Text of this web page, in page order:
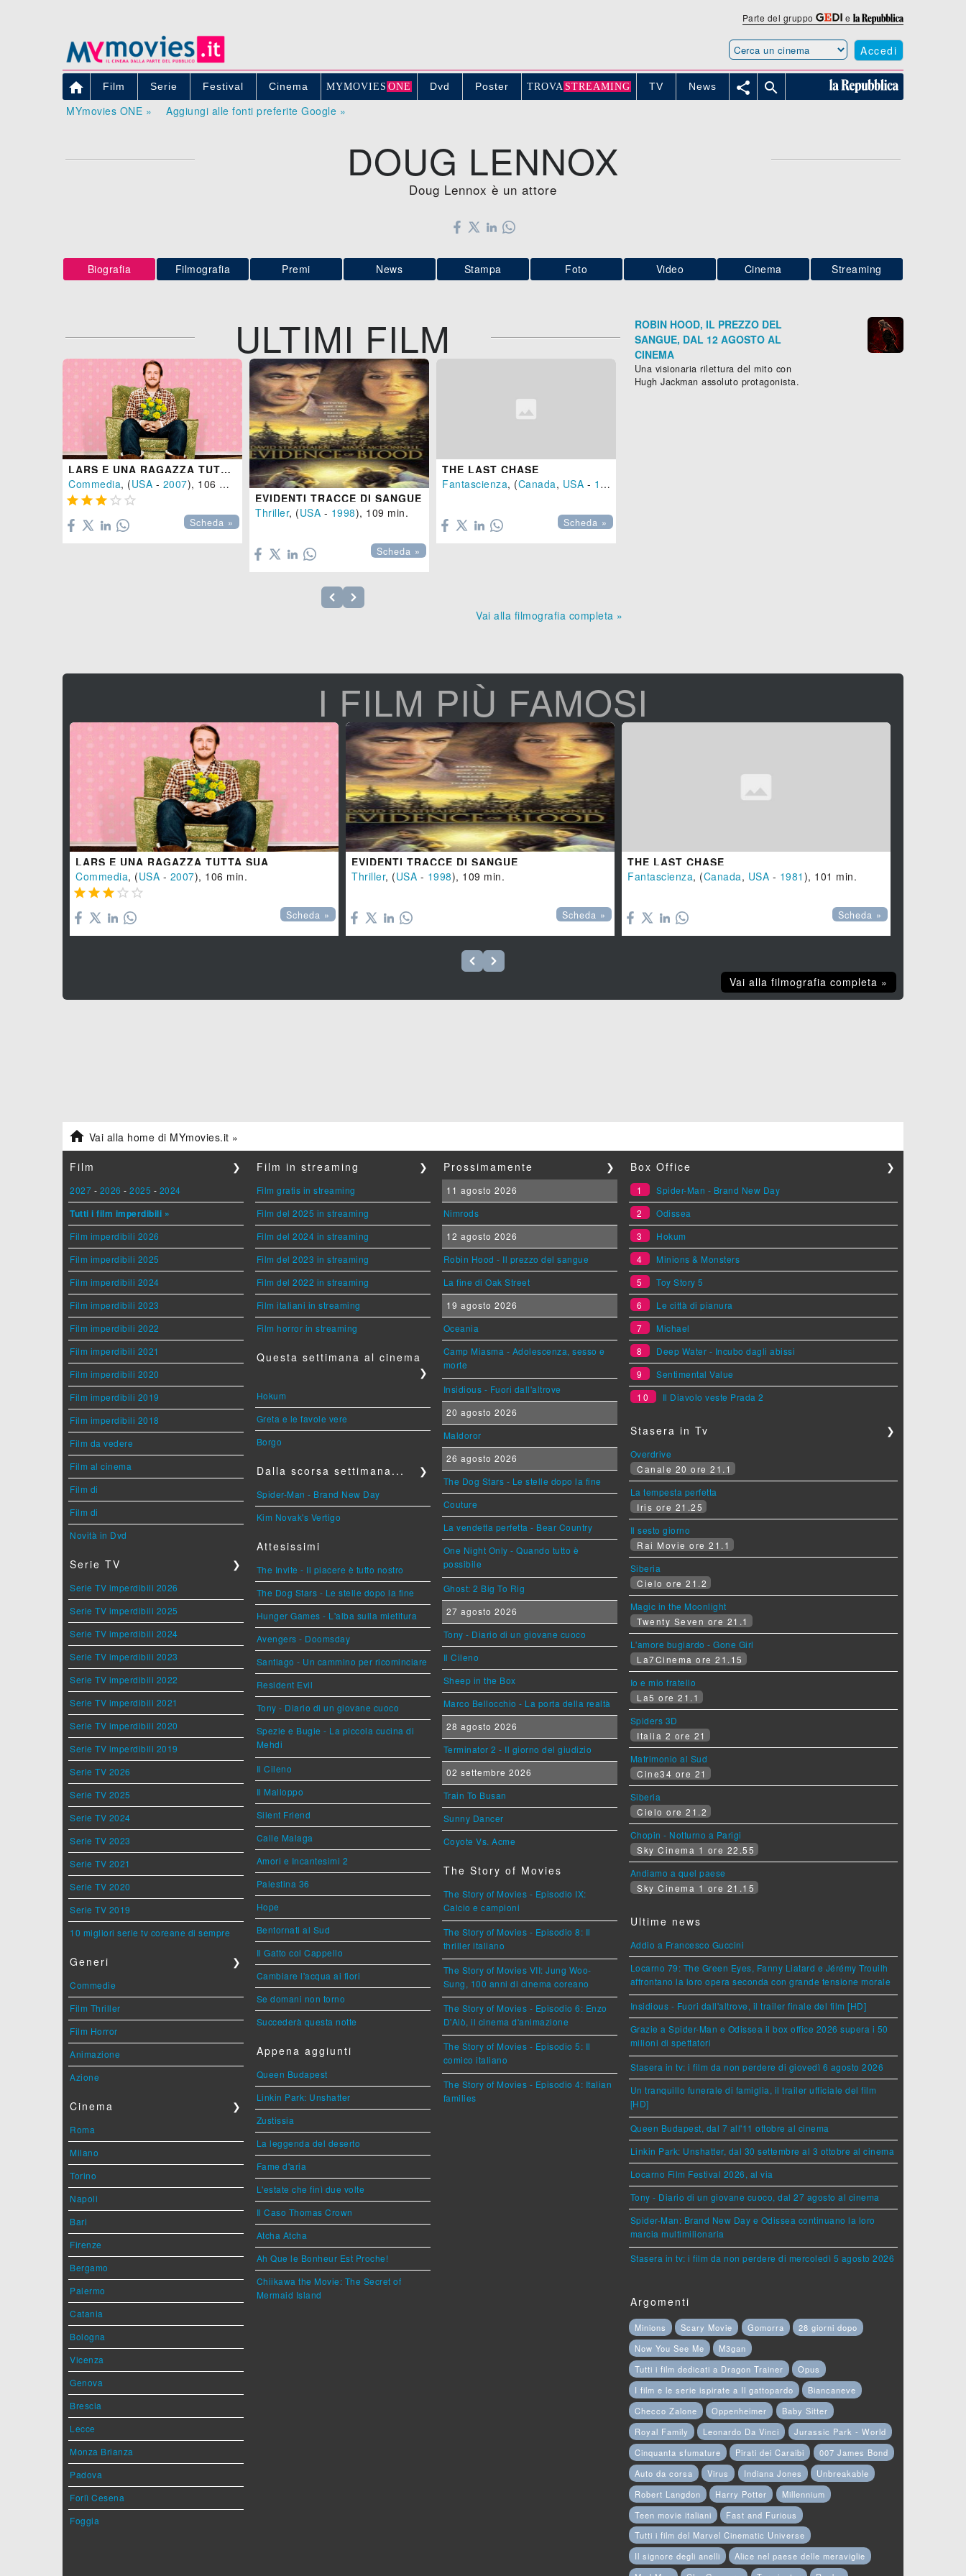
Parte del gruppo e
Accedi
 Film Serie Festival Cinema MYMOVIE S ONE Dvd Poster TROVA STREAMING TV News  
MYmovies ONE » Aggiungi alle fonti preferite Google »
DOUG LENNOX
Doug Lennox è un attore
Biografia Filmografia Premi News Stampa Foto Video Cinema Streaming
ULTIMI FILM
LARS E UNA RAGAZZA TUTTA SUA
Commedia, (USA - 2007), 106 min.
    
Scheda »
EVIDENTI TRACCE DI SANGUE
Thriller, (USA - 1998), 109 min.
Scheda »
THE LAST CHASE
Fantascienza, (Canada, USA - 1981
Scheda »
Vai alla filmografia completa »
ROBIN HOOD, IL PREZZO DEL
SANGUE, DAL 12 AGOSTO AL
CINEMA
Una visionaria rilettura del mito con
Hugh Jackman assoluto protagonista.
I FILM PIÙ FAMOSI
LARS E UNA RAGAZZA TUTTA SUA
Commedia, (USA - 2007), 106 min.
    
Scheda »
EVIDENTI TRACCE DI SANGUE
Thriller, (USA - 1998), 109 min.
Scheda »
THE LAST CHASE
Fantascienza, (Canada, USA - 1981 ), 101 min.
Scheda »
Vai alla filmografia completa »
 Vai alla home di MYmovies.it »
Film ❯
2027 - 2026 - 2025 - 2024
Tutti i film imperdibili »
Film imperdibili 2026
Film imperdibili 2025
Film imperdibili 2024
Film imperdibili 2023
Film imperdibili 2022
Film imperdibili 2021
Film imperdibili 2020
Film imperdibili 2019
Film imperdibili 2018
Film da vedere
Film al cinema
Film di
Film di
Novità in Dvd
Serie TV ❯
Serie TV imperdibili 2026
Serie TV imperdibili 2025
Serie TV imperdibili 2024
Serie TV imperdibili 2023
Serie TV imperdibili 2022
Serie TV imperdibili 2021
Serie TV imperdibili 2020
Serie TV imperdibili 2019
Serie TV 2026
Serie TV 2025
Serie TV 2024
Serie TV 2023
Serie TV 2021
Serie TV 2020
Serie TV 2019
10 migliori serie tv coreane di sempre
Generi ❯
Commedie
Film Thriller
Film Horror
Animazione
Azione
Cinema ❯
Roma
Milano
Torino
Napoli
Bari
Firenze
Bergamo
Palermo
Catania
Bologna
Vicenza
Genova
Brescia
Lecce
Monza Brianza
Padova
Forlì Cesena
Foggia
Film in streaming ❯
Film gratis in streaming
Film del 2025 in streaming
Film del 2024 in streaming
Film del 2023 in streaming
Film del 2022 in streaming
Film italiani in streaming
Film horror in streaming
Questa settimana al cinema
❯
Hokum
Greta e le favole vere
Borgo
Dalla scorsa settimana... ❯
Spider-Man - Brand New Day
Kim Novak's Vertigo
Attesissimi
The Invite - Il piacere è tutto nostro
The Dog Stars - Le stelle dopo la fine
Hunger Games - L'alba sulla mietitura
Avengers - Doomsday
Santiago - Un cammino per ricominciare
Resident Evil
Tony - Diario di un giovane cuoco
Spezie e Bugie - La piccola cucina di
Mehdi
Il Cileno
Il Malloppo
Silent Friend
Calle Malaga
Amori e Incantesimi 2
Palestina 36
Hope
Bentornati al Sud
Il Gatto col Cappello
Cambiare l'acqua ai fiori
Se domani non torno
Succederà questa notte
Appena aggiunti
Queen Budapest
Linkin Park: Unshatter
Zustissia
La leggenda del deserto
Fame d'aria
L'estate che finì due volte
Il Caso Thomas Crown
Atcha Atcha
Ah Que le Bonheur Est Proche!
Chiikawa the Movie: The Secret of
Mermaid Island
Prossimamente ❯
11 agosto 2026
Nimrods
12 agosto 2026
Robin Hood - Il prezzo del sangue
La fine di Oak Street
19 agosto 2026
Oceania
Camp Miasma - Adolescenza, sesso e
morte
Insidious - Fuori dall'altrove
20 agosto 2026
Maldoror
26 agosto 2026
The Dog Stars - Le stelle dopo la fine
Couture
La vendetta perfetta - Bear Country
One Night Only - Quando tutto è
possibile
Ghost: 2 Big To Rig
27 agosto 2026
Tony - Diario di un giovane cuoco
Il Cileno
Sheep in the Box
Marco Bellocchio - La porta della realtà
28 agosto 2026
Terminator 2 - Il giorno del giudizio
02 settembre 2026
Train To Busan
Sunny Dancer
Coyote Vs. Acme
The Story of Movies
The Story of Movies - Episodio IX:
Calcio e campioni
The Story of Movies - Episodio 8: Il
thriller italiano
The Story of Movies VII: Jung Woo-
Sung, 100 anni di cinema coreano
The Story of Movies - Episodio 6: Enzo
D'Alò, il cinema d'animazione
The Story of Movies - Episodio 5: Il
comico italiano
The Story of Movies - Episodio 4: Italian
families
Box Office ❯
1
Spider-Man - Brand New Day
2
Odissea
3
Hokum
4
Minions & Monsters
5
Toy Story 5
6
Le città di pianura
7
Michael
8
Deep Water - Incubo dagli abissi
9
Sentimental Value
10
Il Diavolo veste Prada 2
Stasera in Tv ❯
Overdrive
Canale 20 ore 21.1
La tempesta perfetta
Iris ore 21.25
Il sesto giorno
Rai Movie ore 21.1
Siberia
Cielo ore 21.2
Magic in the Moonlight
Twenty Seven ore 21.1
L'amore bugiardo - Gone Girl
La7Cinema ore 21.15
Io e mio fratello
La5 ore 21.1
Spiders 3D
Italia 2 ore 21
Matrimonio al Sud
Cine34 ore 21
Siberia
Cielo ore 21.2
Chopin - Notturno a Parigi
Sky Cinema 1 ore 22.55
Andiamo a quel paese
Sky Cinema 1 ore 21.15
Ultime news
Addio a Francesco Guccini
Locarno 79: The Green Eyes, Fanny Liatard e Jérémy Trouilh
affrontano la loro opera seconda con grande tensione morale
Insidious - Fuori dall'altrove, il trailer finale del film [HD]
Grazie a Spider-Man e Odissea il box office 2026 supera i 50
milioni di spettatori
Stasera in tv: i film da non perdere di giovedì 6 agosto 2026
Un tranquillo funerale di famiglia, il trailer ufficiale del film
[HD]
Queen Budapest, dal 7 all'11 ottobre al cinema
Linkin Park: Unshatter, dal 30 settembre al 3 ottobre al cinema
Locarno Film Festival 2026, al via
Tony - Diario di un giovane cuoco, dal 27 agosto al cinema
Spider-Man: Brand New Day e Odissea continuano la loro
marcia multimilionaria
Stasera in tv: i film da non perdere di mercoledì 5 agosto 2026
Argomenti
Minions Scary Movie Gomorra
28 giorni dopo
Now You See Me
M3gan
Tutti i film dedicati a Dragon Trainer
Opus
I film e le serie ispirate a Il gattopardo
Biancaneve
Checco Zalone
Oppenheimer
Baby Sitter
Royal Family
Leonardo Da Vinci
Jurassic Park - World
Cinquanta sfumature
Pirati dei Caraibi
007 James Bond
Auto da corsa
Virus Indiana Jones
Unbreakable
Robert Langdon
Harry Potter
Millennium
Teen movie italiani
Fast and Furious
Tutti i film del Marvel Cinematic Universe
Il signore degli anelli
Alice nel paese delle meraviglie